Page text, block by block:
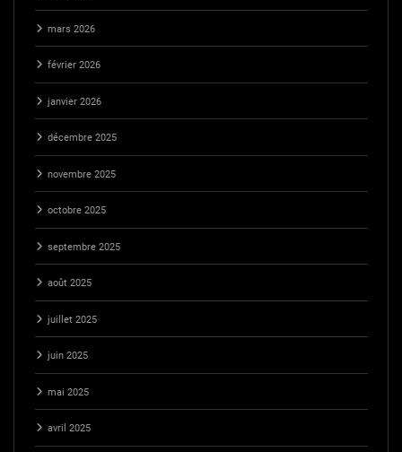
mars 2026
février 2026
janvier 2026
décembre 2025
novembre 2025
octobre 2025
septembre 2025
août 2025
juillet 2025
juin 2025
mai 2025
avril 2025